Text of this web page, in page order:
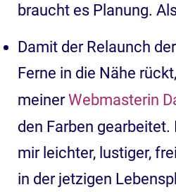
braucht es Planung.
Damit der Relaunch
Ferne in die Nähe
meinerWebmasterin
den Farben
mir leichter, lustiger,
in der jetzigen